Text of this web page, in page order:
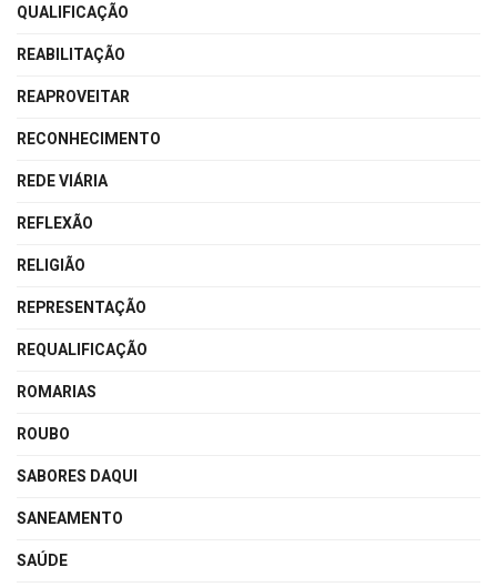
QUALIFICAÇÃO
REABILITAÇÃO
REAPROVEITAR
RECONHECIMENTO
REDE VIÁRIA
REFLEXÃO
RELIGIÃO
REPRESENTAÇÃO
REQUALIFICAÇÃO
ROMARIAS
ROUBO
SABORES DAQUI
SANEAMENTO
SAÚDE